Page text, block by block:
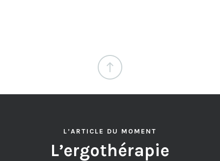
L’ARTICLE DU MOMENT
L’ergothérapie